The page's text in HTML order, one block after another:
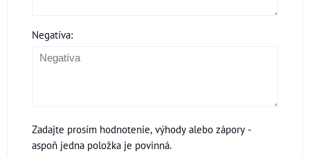
Negatíva:
Zadajte prosím hodnotenie, výhody alebo zápory -
aspoň jedna položka je povinná.